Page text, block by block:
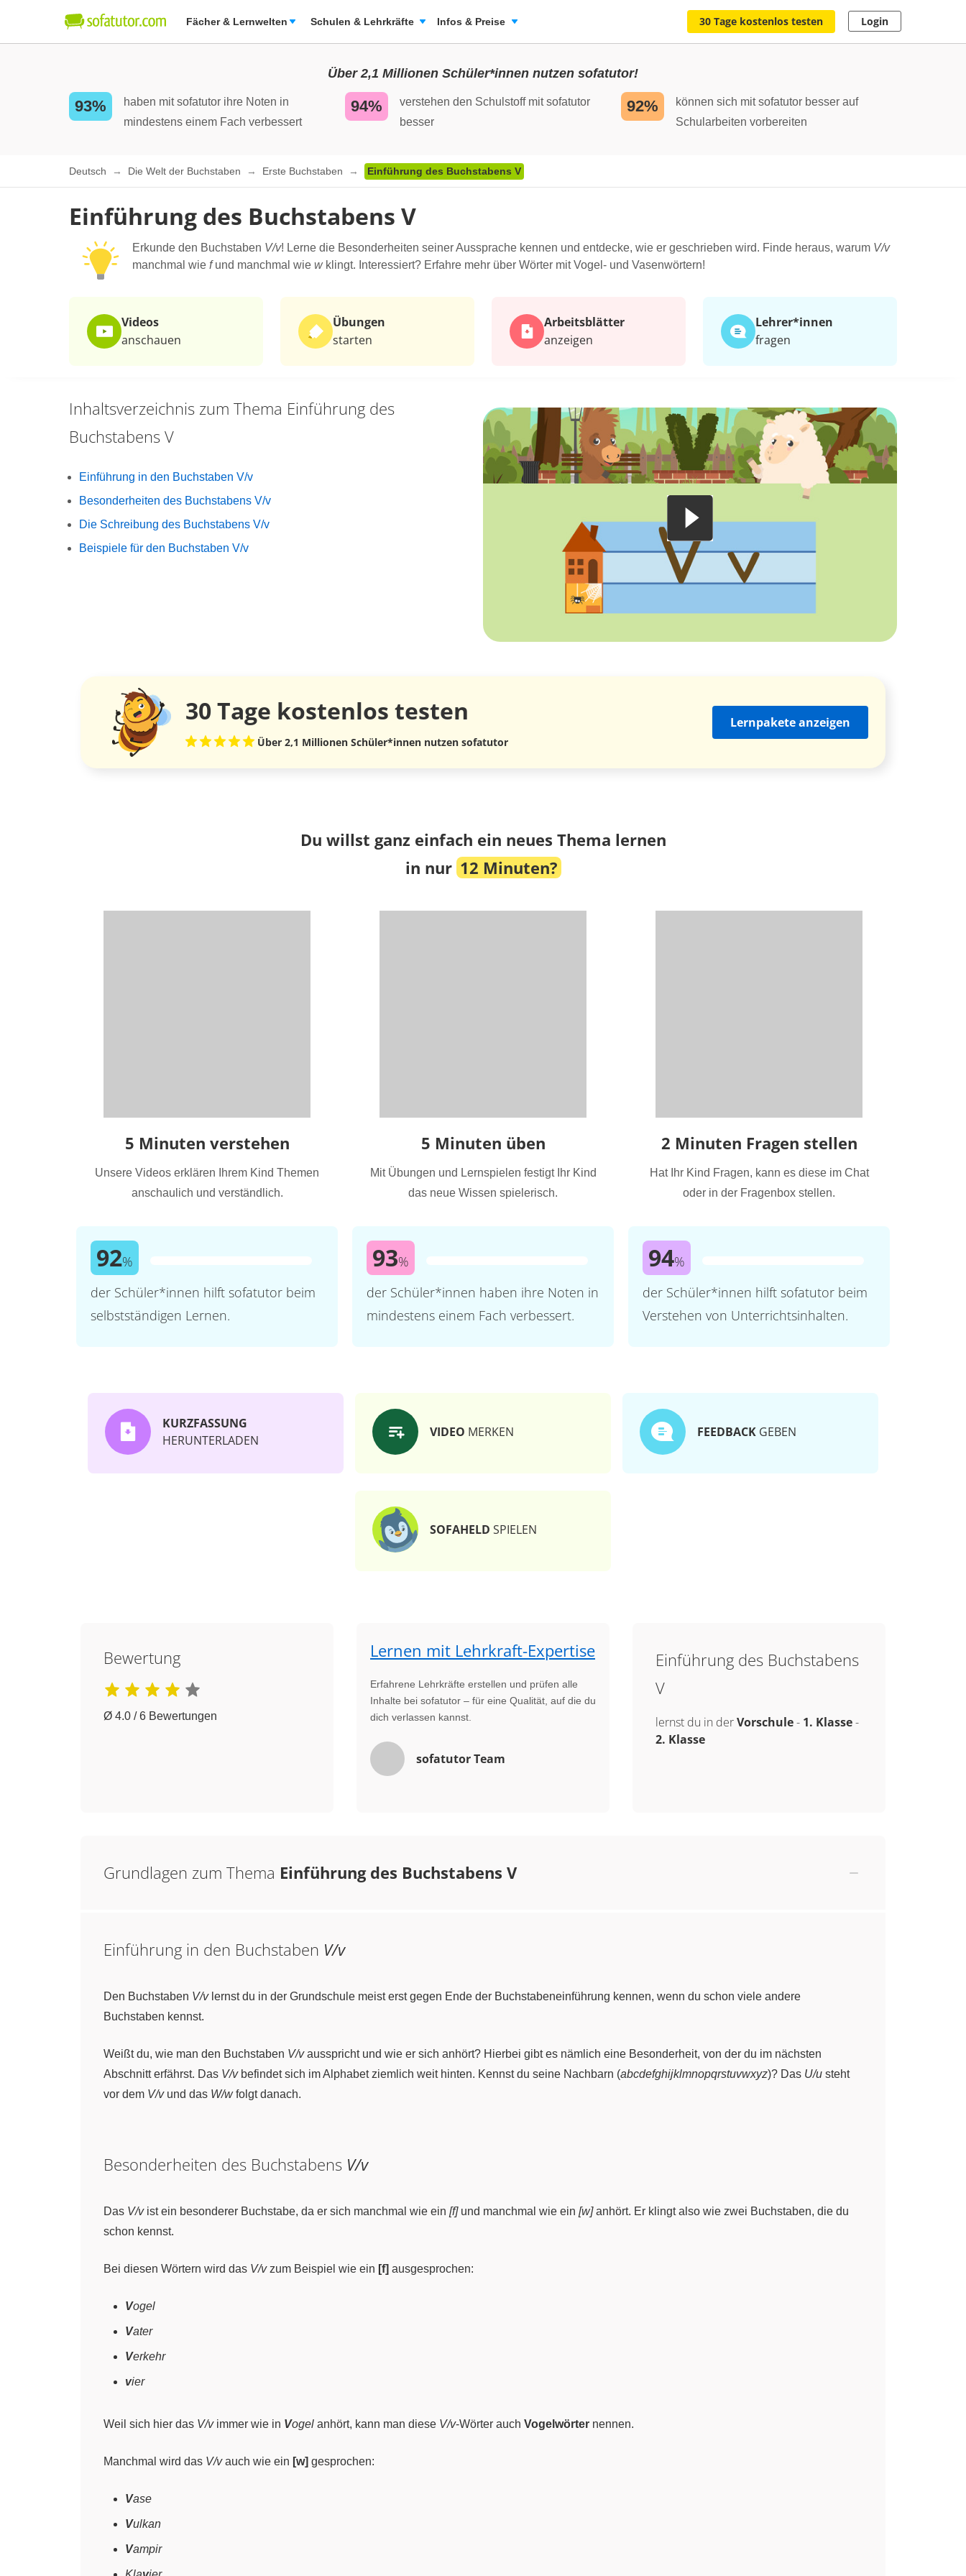
Fächer & Lernwelten Schulen & Lehrkräfte Infos & Preise 30 Tage kostenlos testen Login
Über 2,1 Millionen Schüler*innen nutzen sofatutor!
93%
haben mit sofatutor ihre Noten in
mindestens einem Fach verbessert
94%
verstehen den Schulstoff mit sofatutor
besser
92%
können sich mit sofatutor besser auf
Schularbeiten vorbereiten
Deutsch Die Welt der Buchstaben Erste Buchstaben Einführung des Buchstabens V
Einführung des Buchstabens V
Erkunde den Buchstaben V/v! Lerne die Besonderheiten seiner Aussprache kennen und entdecke, wie er geschrieben wird. Finde heraus, warum V/v
manchmal wie fund manchmal wie wklingt. Interessiert? Erfahre mehr über Wörter mit Vogel- und Vasenwörtern!
Videos
anschauen
Übungen
starten
Arbeits­blätter
anzeigen
Lehrer*​innen
fragen
Inhaltsverzeichnis zum Thema Einführung des
Buchstabens V
Einführung in den Buchstaben V/v
Besonderheiten des Buchstabens V/v
Die Schreibung des Buchstabens V/v
Beispiele für den Buchstaben V/v
30 Tage kostenlos testen
Über 2,1 Millionen Schüler*innen nutzen sofatutor
Lernpakete anzeigen
Du willst ganz einfach ein neues Thema lernen
in nur 12 Minuten?
5 Minuten verstehen
Unsere Videos erklären Ihrem Kind Themen
anschaulich und verständlich.
92%
der Schüler*innen hilft sofatutor beim
selbstständigen Lernen.
5 Minuten üben
Mit Übungen und Lernspielen festigt Ihr Kind
das neue Wissen spielerisch.
93%
der Schüler*innen haben ihre Noten in
mindestens einem Fach verbessert.
2 Minuten Fragen stellen
Hat Ihr Kind Fragen, kann es diese im Chat
oder in der Fragenbox stellen.
94%
der Schüler*innen hilft sofatutor beim
Verstehen von Unterrichtsinhalten.
KURZFASSUNG
HERUNTERLADEN
VIDEO MERKEN FEEDBACK GEBEN
SOFAHELD SPIELEN
Bewertung
Ø 4.0 / 6 Bewertungen
Lernen mit Lehrkraft-Expertise
Erfahrene Lehrkräfte erstellen und prüfen alle
Inhalte bei sofatutor – für eine Qualität, auf die du
dich verlassen kannst.
sofatutor Team
Einführung des Buchstabens
V
lernst du in derVorschule- 1. Klasse-
2. Klasse
Grundlagen zum Thema Einführung des Buchstabens V
Einführung in den Buchstaben V/v
Den Buchstaben V/vlernst du in der Grundschule meist erst gegen Ende der Buchstabeneinführung kennen, wenn du schon viele andere
Buchstaben kennst.
Weißt du, wie man den Buchstaben V/vausspricht und wie er sich anhört? Hierbei gibt es nämlich eine Besonderheit, von der du im nächsten
Abschnitt erfährst. Das V/vbefindet sich im Alphabet ziemlich weit hinten. Kennst du seine Nachbarn (abcdefghijklmnopqrstuvwxyz)? Das U/u steht
vor dem V/vund das W/wfolgt danach.
Besonderheiten des Buchstabens V/v
Das V/vist ein besonderer Buchstabe, da er sich manchmal wie ein [f]und manchmal wie ein [w]anhört. Er klingt also wie zwei Buchstaben, die du
schon kennst.
Bei diesen Wörtern wird das V/vzum Beispiel wie ein [f] ausgesprochen:
Vogel
Vater
Verkehr
vier
Weil sich hier das V/vimmer wie in Vogel anhört, kann man diese V/v-Wörter auch Vogelwörter nennen.
Manchmal wird das V/vauch wie ein [w] gesprochen:
Vase
Vulkan
Vampir